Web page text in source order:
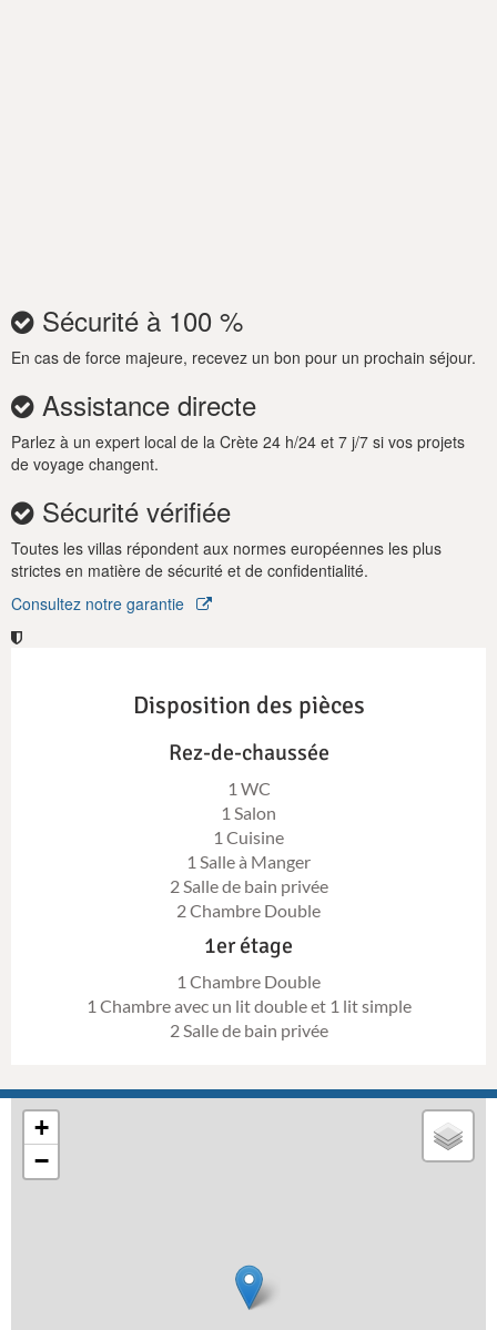
Sécurité à 100 %
En cas de force majeure, recevez un bon pour un prochain séjour.
Assistance directe
Parlez à un expert local de la Crète 24 h/24 et 7 j/7 si vos projets
de voyage changent.
Sécurité vérifiée
Toutes les villas répondent aux normes européennes les plus
strictes en matière de sécurité et de confidentialité.
Consultez notre garantie
Disposition des pièces
Rez-de-chaussée
1 WC
1 Salon
1 Cuisine
1 Salle à Manger
2 Salle de bain privée
2 Chambre Double
1er étage
1 Chambre Double
1 Chambre avec un lit double et 1 lit simple
2 Salle de bain privée
+
−